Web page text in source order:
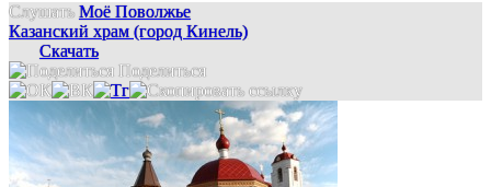
Слушать Моё Поволжье
Казанский храм (город Кинель)
Скачать
Поделиться